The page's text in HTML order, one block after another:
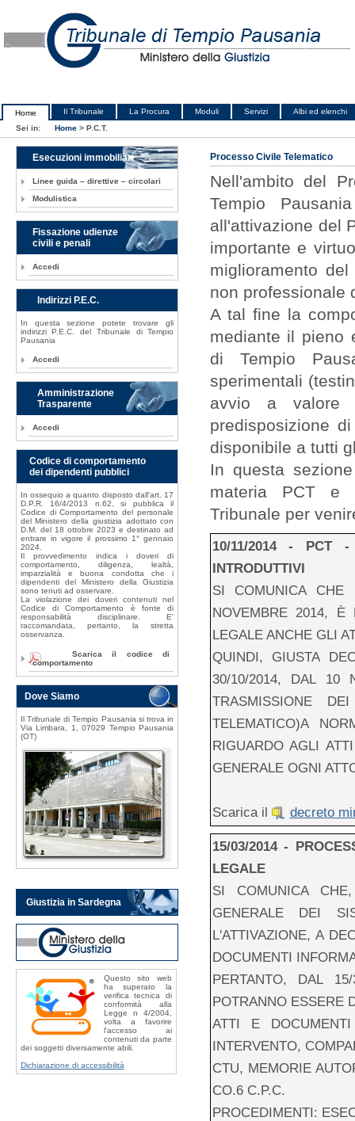
Home Il Tribunale La Procura Moduli Servizi
Albi ed elenchi
Sei in:
Home > P.C.T.
Processo Civile Telematico
Nell'ambito del
Tempio
all'attivazione del
importante e
miglioramento
non professionale
A tal fine la
mediante il pieno
di Tempio
sperimentali
avvio a valore
predisposizione
disponibile a tutti
In questa
materia PCT e
Tribunale per
10/11/2014 - PCT -
INTRODUTTIVI
SI COMUNICA CHE
NOVEMBRE 2014, È
LEGALE ANCHE GLI
QUINDI, GIUSTA
30/10/2014, DAL 10
TRASMISSIONE
TELEMATICO)A
RIGUARDO AGLI
GENERALE OGNI
Scarica il decreto
15/03/2014 -
LEGALE
SI COMUNICA
GENERALE DEI
L'ATTIVAZIONE, A
DOCUMENTI
PERTANTO, DAL
POTRANNO ESSERE
ATTI E
INTERVENTO,
CTU, MEMORIE
CO.6 C.P.C.
PROCEDIMENTI:
Esecuzioni immobiliari
Linee guida – direttive – circolari
Modulistica
Fissazione udienze
civili e penali
Accedi
Indirizzi P.E.C.
In questa sezione potete trovare gli
indirizzi P.E.C. del Tribunale di Tempio
Pausania
Accedi
Amministrazione
Trasparente
Accedi
Codice di comportamento
dei dipendenti pubblici
In ossequio a quanto disposto dall'art. 17
D.P.R. 16/4/2013 n.62, si pubblica il
Codice di Comportamento del personale
del Ministero della giustizia adottato con
D.M. del 18 ottobre 2023 e destinato ad
entrare in vigore il prossimo 1° gennaio
2024.
Il provvedimento indica i doveri di
comportamento, diligenza, lealtà,
imparzialità e buona condotta che i
dipendenti del Ministero della Giustizia
sono tenuti ad osservare.
La violazione dei doveri contenuti nel
Codice di Comportamento è fonte di
responsabilità disciplinare. E'
raccomandata, pertanto, la stretta
osservanza.
Scarica il codice di
comportamento
Dove Siamo
Il Tribunale di Tempio Pausania si trova in
Via Limbara, 1, 07029 Tempio Pausania
(OT)
Giustizia in Sardegna
Questo sito web
ha superato la
verifica tecnica di
conformità alla
Legge n 4/2004,
volta a favorire
l'accesso ai
contenuti da parte
dei soggetti diversamente abili.
Dichiarazione di accessibilità